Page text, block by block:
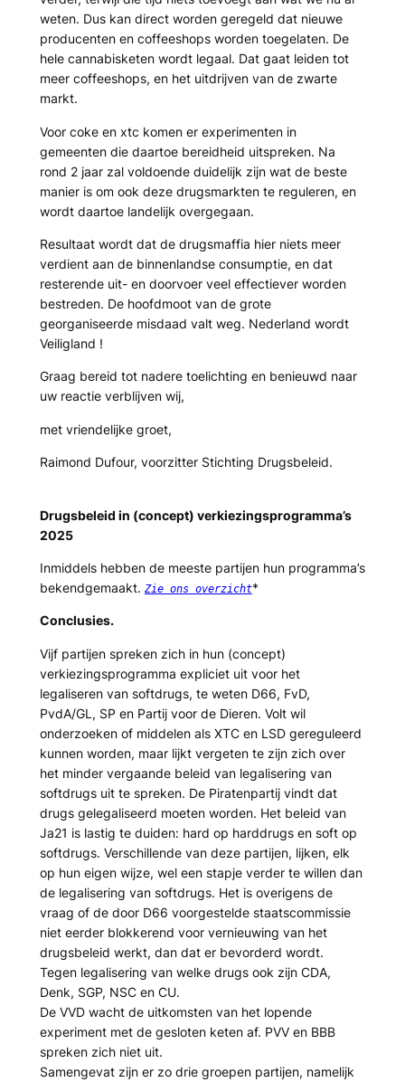
weten. Dus kan direct worden geregeld dat nieuwe
producenten en coffeeshops worden toegelaten. De
hele cannabisketen wordt legaal. Dat gaat leiden tot
meer coffeeshops, en het uitdrijven van de zwarte
markt.
Voor coke en xtc komen er experimenten in
gemeenten die daartoe bereidheid uitspreken. Na
rond 2 jaar zal voldoende duidelijk zijn wat de beste
manier is om ook deze drugsmarkten te reguleren, en
wordt daartoe landelijk overgegaan.
Resultaat wordt dat de drugsmaffia hier niets meer
verdient aan de binnenlandse consumptie, en dat
resterende uit- en doorvoer veel effectiever worden
bestreden. De hoofdmoot van de grote
georganiseerde misdaad valt weg. Nederland wordt
Veiligland !
Graag bereid tot nadere toelichting en benieuwd naar
uw reactie verblijven wij,
met vriendelijke groet,
Raimond Dufour, voorzitter Stichting Drugsbeleid.
Drugsbeleid in (concept) verkiezingsprogramma’s
2025
Inmiddels hebben de meeste partijen hun programma’s
bekendgemaakt. Zie ons overzicht*
Conclusies.
Vijf partijen spreken zich in hun (concept)
verkiezingsprogramma expliciet uit voor het
legaliseren van softdrugs, te weten D66, FvD,
PvdA/GL, SP en Partij voor de Dieren. Volt wil
onderzoeken of middelen als XTC en LSD gereguleerd
kunnen worden, maar lijkt vergeten te zijn zich over
het minder vergaande beleid van legalisering van
softdrugs uit te spreken. De Piratenpartij vindt dat
drugs gelegaliseerd moeten worden. Het beleid van
Ja21 is lastig te duiden: hard op harddrugs en soft op
softdrugs. Verschillende van deze partijen, lijken, elk
op hun eigen wijze, wel een stapje verder te willen dan
de legalisering van softdrugs. Het is overigens de
vraag of de door D66 voorgestelde staatscommissie
niet eerder blokkerend voor vernieuwing van het
drugsbeleid werkt, dan dat er bevorderd wordt.
Tegen legalisering van welke drugs ook zijn CDA,
Denk, SGP, NSC en CU.
De VVD wacht de uitkomsten van het lopende
experiment met de gesloten keten af. PVV en BBB
spreken zich niet uit.
Samengevat zijn er zo drie groepen partijen, namelijk